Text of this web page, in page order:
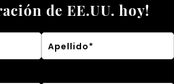
de EE.UU. hoy!